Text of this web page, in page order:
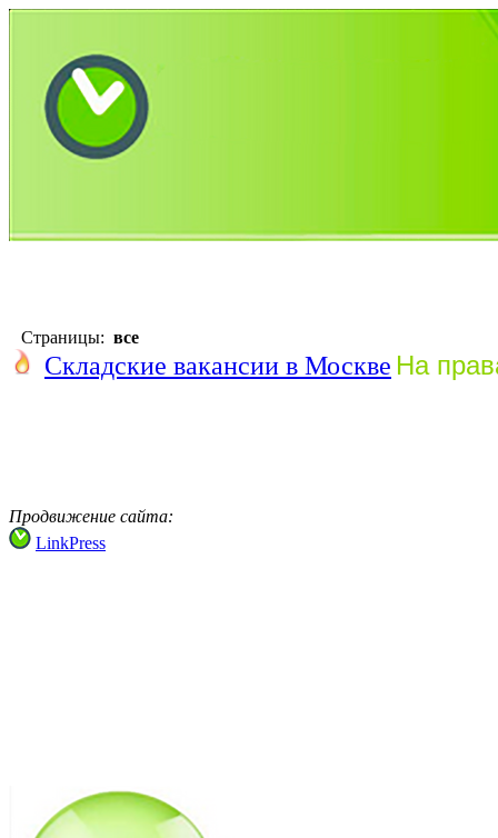
Т Должность
Страницы: все
Складские вакансии в Москве На
Продвижение сайта:
LinkPress